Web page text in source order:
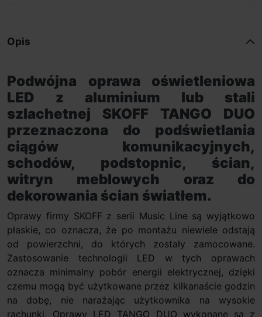
Opis
Podwójna oprawa oświetleniowa
LED z aluminium lub stali
szlachetnej SKOFF TANGO DUO
przeznaczona do podświetlania
ciągów komunikacyjnych,
schodów, podstopnic, ścian,
witryn meblowych oraz do
dekorowania ścian światłem.
Oprawy firmy SKOFF z serii Music Line są wyjątkowo
płaskie, co oznacza, że po montażu niewiele odstają
od powierzchni, do których zostały zamocowane.
Zastosowanie technologii LED w tych oprawach
oznacza minimalny pobór energii elektrycznej, dzięki
czemu mogą być użytkowane przez kilkanaście godzin
na dobę, nie narażając użytkownika na wysokie
rachunki. Oprawy LED TANGO DUO wykonane są z